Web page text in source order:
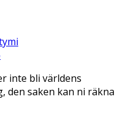
inte bli världens
den saken kan ni räkna